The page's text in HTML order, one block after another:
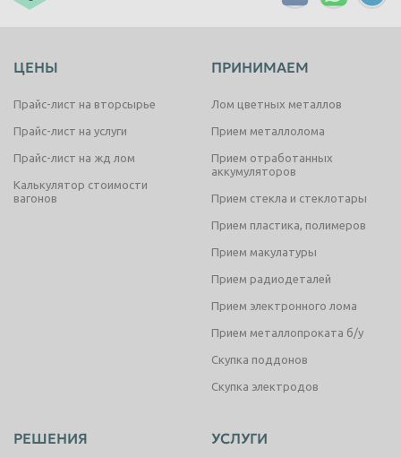
ЦЕНЫ
Прайс-лист на вторсырье
Прайс-лист на услуги
Прайс-лист на жд лом
Калькулятор стоимости
вагонов
ПРИНИМАЕМ
Лом цветных металлов
Прием металлолома
Прием отработанных
аккумуляторов
Прием стекла и стеклотары
Прием пластика, полимеров
Прием макулатуры
Прием радиодеталей
Прием электронного лома
Прием металлопроката б/у
Скупка поддонов
Скупка электродов
РЕШЕНИЯ УСЛУГИ